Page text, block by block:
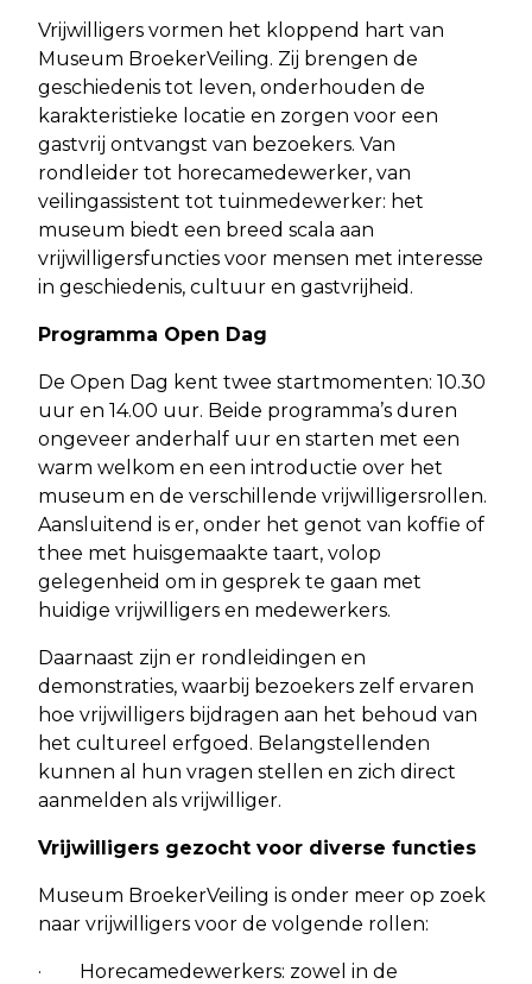
Vrijwilligers vormen het kloppend hart van
Museum BroekerVeiling. Zij brengen de
geschiedenis tot leven, onderhouden de
karakteristieke locatie en zorgen voor een
gastvrij ontvangst van bezoekers. Van
rondleider tot horecamedewerker, van
veilingassistent tot tuinmedewerker: het
museum biedt een breed scala aan
vrijwilligersfuncties voor mensen met interesse
in geschiedenis, cultuur en gastvrijheid.
Programma Open Dag
De Open Dag kent twee startmomenten: 10.30
uur en 14.00 uur. Beide programma’s duren
ongeveer anderhalf uur en starten met een
warm welkom en een introductie over het
museum en de verschillende vrijwilligersrollen.
Aansluitend is er, onder het genot van koffie of
thee met huisgemaakte taart, volop
gelegenheid om in gesprek te gaan met
huidige vrijwilligers en medewerkers.
Daarnaast zijn er rondleidingen en
demonstraties, waarbij bezoekers zelf ervaren
hoe vrijwilligers bijdragen aan het behoud van
het cultureel erfgoed. Belangstellenden
kunnen al hun vragen stellen en zich direct
aanmelden als vrijwilliger.
Vrijwilligers gezocht voor diverse functies
Museum BroekerVeiling is onder meer op zoek
naar vrijwilligers voor de volgende rollen:
· Horecamedewerkers: zowel in de